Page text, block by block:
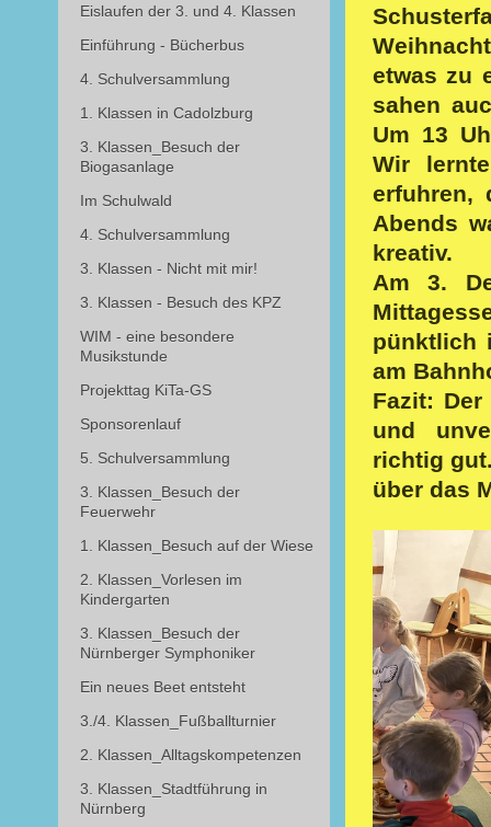
etwas zu
sahen
Um 13
Wir
erfuhren,
Abends
kreativ.
Am 3.
pünktlich
am
Fazit:
und
richtig
über das
Eislaufen der 3. und 4. Klassen
Einführung - Bücherbus
4. Schulversammlung
1. Klassen in Cadolzburg
3. Klassen_Besuch der
Biogasanlage
Im Schulwald
4. Schulversammlung
3. Klassen - Nicht mit mir!
3. Klassen - Besuch des KPZ
WIM - eine besondere
Musikstunde
Projekttag KiTa-GS
Sponsorenlauf
5. Schulversammlung
3. Klassen_Besuch der
Feuerwehr
1. Klassen_Besuch auf der Wiese
2. Klassen_Vorlesen im
Kindergarten
3. Klassen_Besuch der
Nürnberger Symphoniker
Ein neues Beet entsteht
3./4. Klassen_Fußballturnier
2. Klassen_Alltagskompetenzen
3. Klassen_Stadtführung in
Nürnberg